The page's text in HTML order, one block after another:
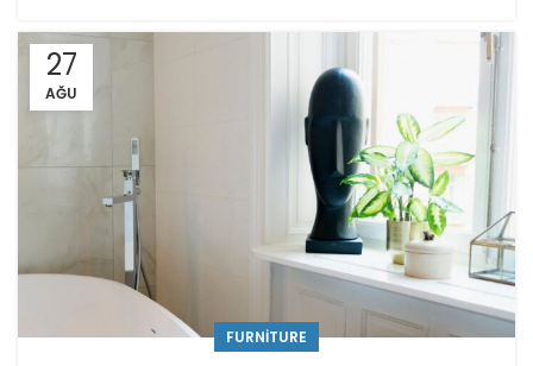
27
AĞU
FURNITURE